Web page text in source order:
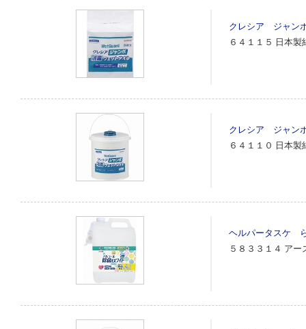
クレシア ジャン
６４１１５ 日本製
クレシア ジャン
６４１１０ 日本製
ヘルパータスケ
５８３３１４ アー